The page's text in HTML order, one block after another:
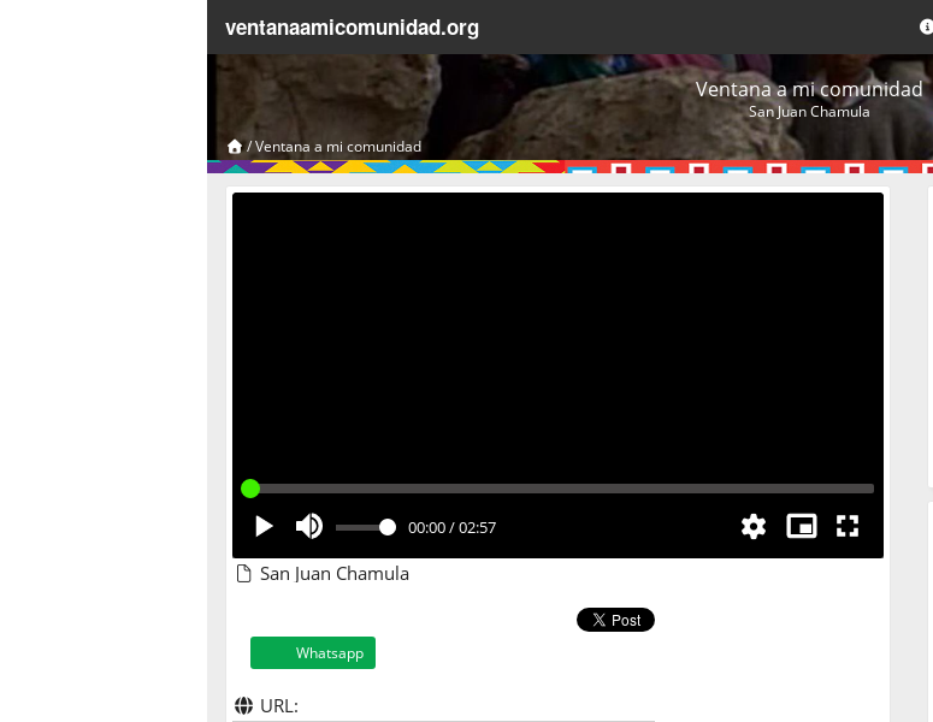
ventanaamicomunidad.org
Ventana a mi comunidad
San Juan Chamula
/Ventana a mi comunidad
00:00/02:57
San Juan Chamula
Whatsapp
URL: